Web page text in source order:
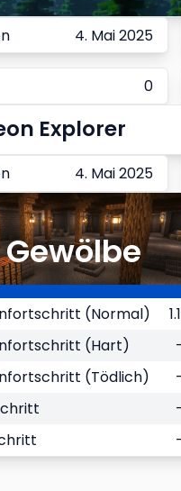
4. Mai 2025
0
Explorer
4. Mai 2025
(Normal)
(Hart)
-
(Tödlich)
-
-
-